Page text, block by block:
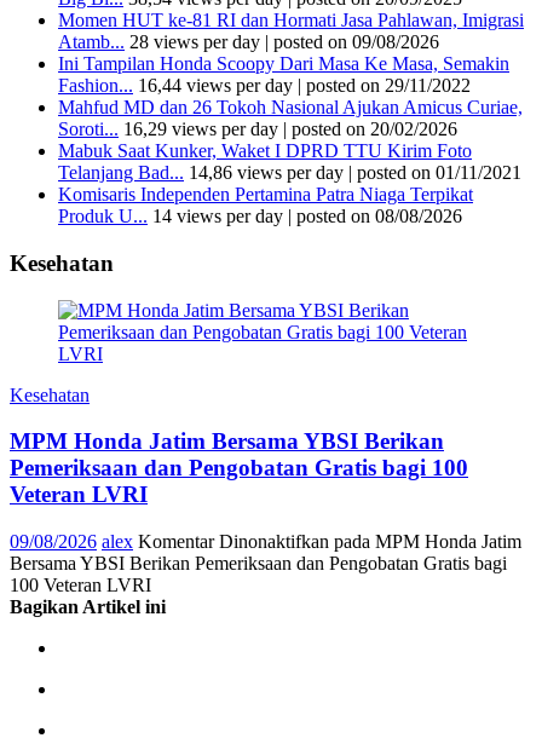
Momen HUT ke-81 RI dan Hormati Jasa Pahlawan, Imigrasi
Atamb... 28 views per day | posted on 09/08/2026
Ini Tampilan Honda Scoopy Dari Masa Ke Masa, Semakin
Fashion... 16,44 views per day | posted on 29/11/2022
Mahfud MD dan 26 Tokoh Nasional Ajukan Amicus Curiae,
Soroti... 16,29 views per day | posted on 20/02/2026
Mabuk Saat Kunker, Waket I DPRD TTU Kirim Foto
Telanjang Bad... 14,86 views per day | posted on 01/11/2021
Komisaris Independen Pertamina Patra Niaga Terpikat
Produk U... 14 views per day | posted on 08/08/2026
Kesehatan
Kesehatan
MPM Honda Jatim Bersama YBSI Berikan
Pemeriksaan dan Pengobatan Gratis bagi 100
Veteran LVRI
09/08/2026 alex Komentar Dinonaktifkan pada MPM Honda Jatim
Bersama YBSI Berikan Pemeriksaan dan Pengobatan Gratis bagi
100 Veteran LVRI
Bagikan Artikel ini